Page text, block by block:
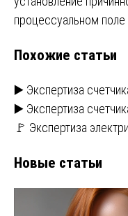
процессуальном поле
Похожие статьи
▶️ Экспертиза
▶️ Экспертиза
🚩 Экспертиза
Новые статьи